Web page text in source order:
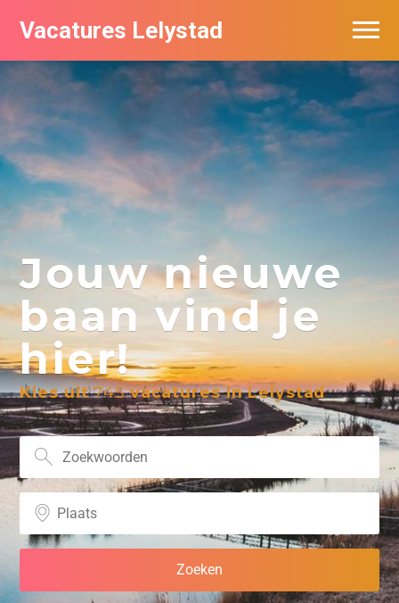
Vacatures Lelystad
Jouw nieuwe
baan vind je
hier!
Kies uit745vacatures in Lelystad
Vacatures per bedrijf in Lelystad
De populairste vacatures in Lelystad
Nieuwsbrief feed